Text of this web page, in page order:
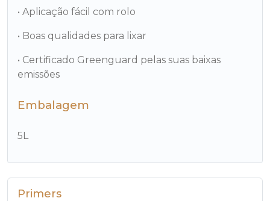
• Aplicação fácil com rolo
• Boas qualidades para lixar
• Certificado Greenguard pelas suas baixas
emissões
Embalagem
5L
Primers